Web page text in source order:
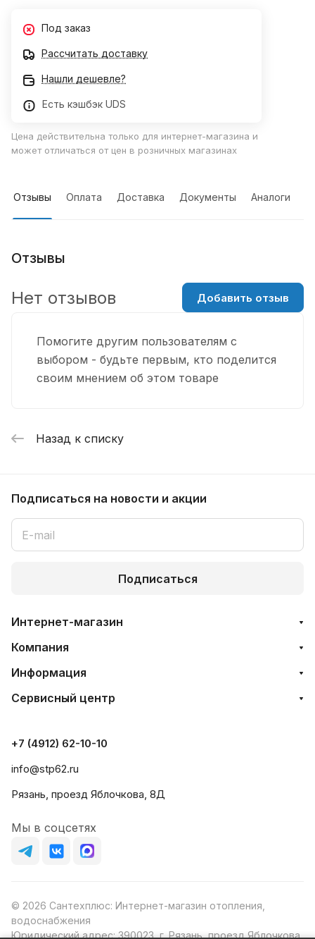
Под заказ
Рассчитать доставку
Нашли дешевле?
Есть кэшбэк UDS
Цена действительна только для интернет-магазина и
может отличаться от цен в розничных магазинах
Отзывы Оплата Доставка Документы Аналоги
Отзывы
Помогите другим пользователям с
выбором - будьте первым, кто поделится
своим мнением об этом товаре
Нет отзывов Добавить отзыв
Назад к списку
Подписаться на новости и акции
Подписаться
Интернет-магазин
Компания
Информация
Сервисный центр
+7 (4912) 62-10-10
info@stp62.ru
Рязань, проезд Яблочкова, 8Д
Мы в соцсетях
© 2026 Сантехплюс: Интернет-магазин отопления,
водоснабжения
Юридический адрес: 390023, г. Рязань, проезд Яблочкова,